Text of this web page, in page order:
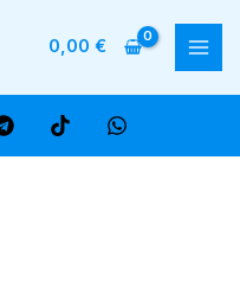
0,00 €